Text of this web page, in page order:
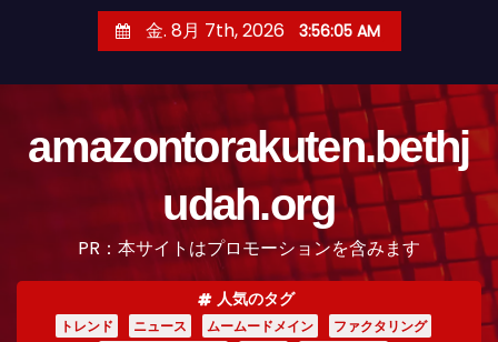
金. 8月 7th, 2026 3:56:06 AM
amazontorakuten.bethj
udah.org
PR：本サイトはプロモーションを含みます
人気のタグ
トレンド ニュース ムームードメイン
ファクタリング